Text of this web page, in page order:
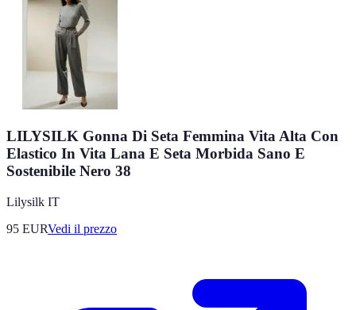
LILYSILK Gonna Di Seta Femmina Vita Alta Con
Elastico In Vita Lana E Seta Morbida Sano E
Sostenibile Nero 38
Lilysilk IT
95 EURVedi il prezzo